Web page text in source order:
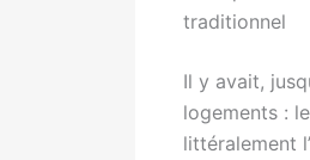
traditionnel
Il y avait,
logements :
littéralement